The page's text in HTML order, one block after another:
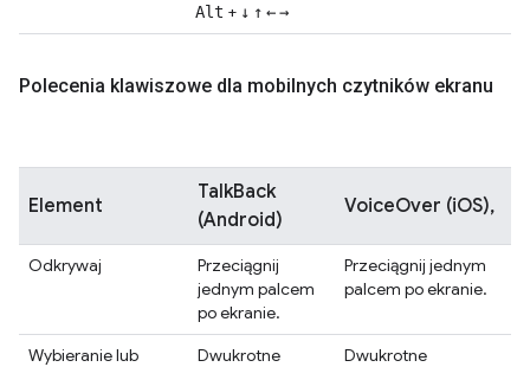
Alt + ↓ ↑ ←→
Polecenia klawiszowe dla mobilnych czytników ekranu
Element
TalkBack
(Android)
VoiceOver (iOS),
Odkrywaj
Przeciągnij
jednym palcem
po ekranie.
Przeciągnij jednym
palcem po ekranie.
Wybieranie lub
Dwukrotne
Dwukrotne